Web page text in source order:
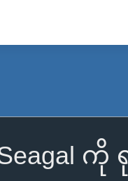
Seagal